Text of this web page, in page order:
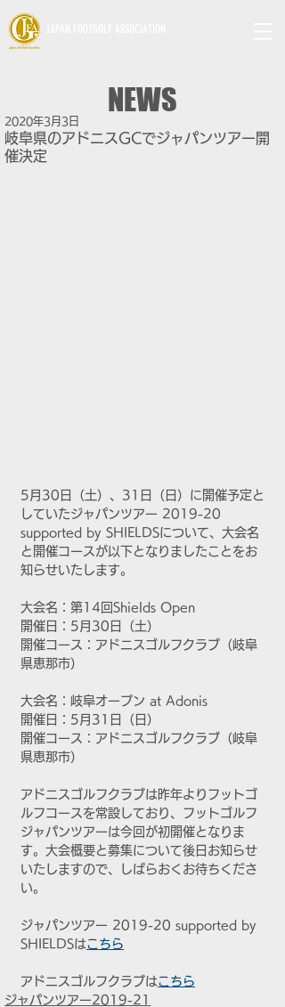
NEWS
岐阜県のアドニスGCでジャパンツアー開
催決定
2020年3月3日
5月30日（土）、31日（日）に開催予定と
していたジャパンツアー 2019-20
supported by SHIELDSについて、大会名
と開催コースが以下となりましたことをお
知らせいたします。
大会名：第14回Shields Open
開催日：5月30日（土）
開催コース：アドニスゴルフクラブ（岐阜
県恵那市）
大会名：岐阜オープン at Adonis
開催日：5月31日（日）
開催コース：アドニスゴルフクラブ（岐阜
県恵那市）
アドニスゴルフクラブは昨年よりフットゴ
ルフコースを常設しており、フットゴルフ
ジャパンツアーは今回が初開催となりま
す。大会概要と募集について後日お知らせ
いたしますので、しばらおくお待ちくださ
い。
ジャパンツアー 2019-20 supported by
SHIELDSはこちら
アドニスゴルフクラブはこちら
ジャパンツアー2019-21